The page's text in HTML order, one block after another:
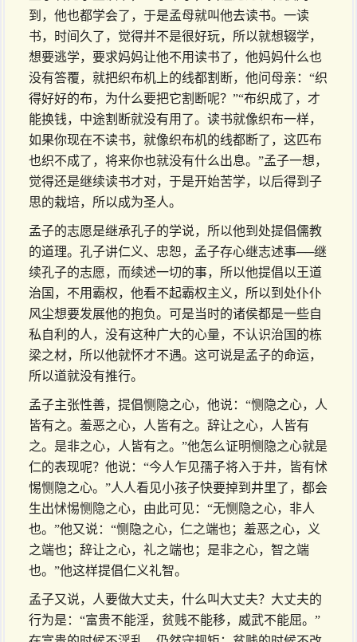
到，他也都学会了，于是孟母就叫他去读书。一读
书，时间久了，觉得并不是很好玩，所以就想辍学，
想要逃学，要求妈妈让他不用读书了，他妈妈什么也
没有答覆，就把织布机上的线都割断，他问母亲：“织
得好好的布，为什么要把它割断呢？”“布织成了，才
能换钱，中途割断就没有用了。读书就像织布一样，
如果你现在不读书，就像织布机的线都断了，这匹布
也织不成了，将来你也就没有什么出息。”孟子一想，
觉得还是继续读书才对，于是开始苦学，以后得到子
思的栽培，所以成为圣人。
孟子的志愿是继承孔子的学说，所以他到处提倡儒教
的道理。孔子讲仁义、忠恕，孟子存心继志述事──继
续孔子的志愿，而续述一切的事，所以他提倡以王道
治国，不用霸权，他看不起霸权主义，所以到处仆仆
风尘想要发展他的抱负。可是当时的诸侯都是一些自
私自利的人，没有这种广大的心量，不认识治国的栋
梁之材，所以他就怀才不遇。这可说是孟子的命运，
所以道就没有推行。
孟子主张性善，提倡恻隐之心，他说：“恻隐之心，人
皆有之。羞恶之心，人皆有之。辞让之心，人皆有
之。是非之心，人皆有之。”他怎么证明恻隐之心就是
仁的表现呢？他说：“今人乍见孺子将入于井，皆有怵
惕恻隐之心。”人人看见小孩子快要掉到井里了，都会
生出怵惕恻隐之心，由此可见：“无恻隐之心，非人
也。”他又说：“恻隐之心，仁之端也；羞恶之心，义
之端也；辞让之心，礼之端也；是非之心，智之端
也。”他这样提倡仁义礼智。
孟子又说，人要做大丈夫，什么叫大丈夫？大丈夫的
行为是：“富贵不能淫，贫贱不能移，威武不能屈。”